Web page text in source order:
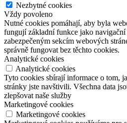
Nezbytné cookies
Vždy povoleno
Nutné cookies pomáhají, aby byla
fungují základní funkce jako
zabezpečeným sekcím webových
správně fungovat bez těchto cookies.
Analytické cookies
Analytické cookies
Tyto cookies sbírají informace o tom,
stránky jste navštivili. Všechna data
zlepšovat naše služby
Marketingové cookies
Marketingové cookies